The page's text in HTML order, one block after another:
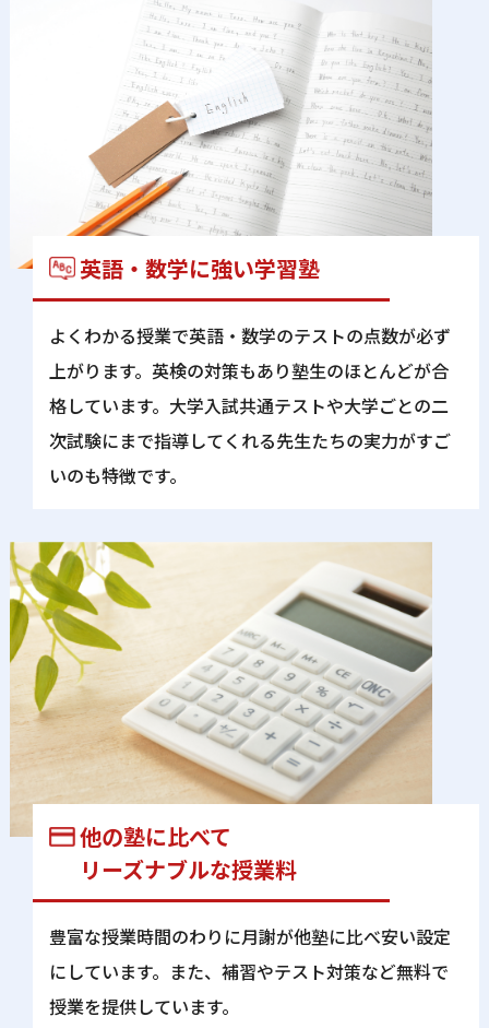
英語・数学に強い学習塾
よくわかる授業で英語・数学のテストの点数が必ず
上がります。英検の対策もあり塾⽣のほとんどが合
格しています。⼤学⼊試共通テストや⼤学ごとの⼆
次試験にまで指導してくれる先⽣たちの実⼒がすご
いのも特徴です。
他の塾に⽐べて
リーズナブルな授業料
豊富な授業時間のわりに⽉謝が他塾に⽐べ安い設定
にしています。また、補習やテスト対策など無料で
授業を提供しています。